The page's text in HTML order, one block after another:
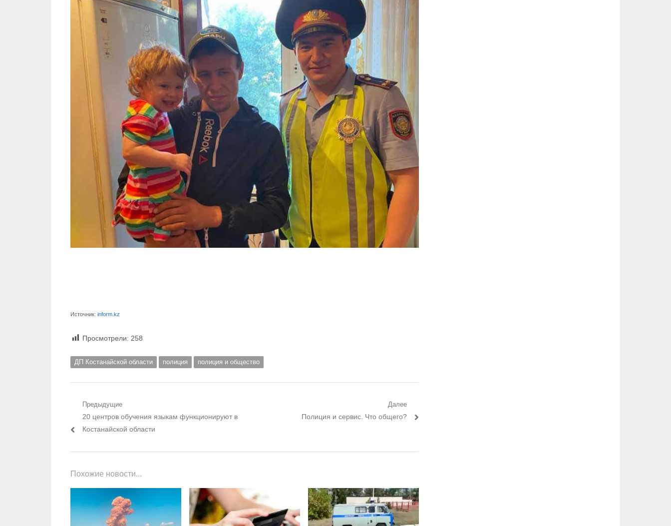
Источник: inform.kz
Просмотрели: 258
ДП Костанайской области полиция полиция и общество
Навигация по записям
Предыдущие
Предыдущий пост:
20 центров обучения языкам функционируют в
Костанайской области
Далее
Следующий пост:
Полиция и сервис. Что общего?
Похожие новости...